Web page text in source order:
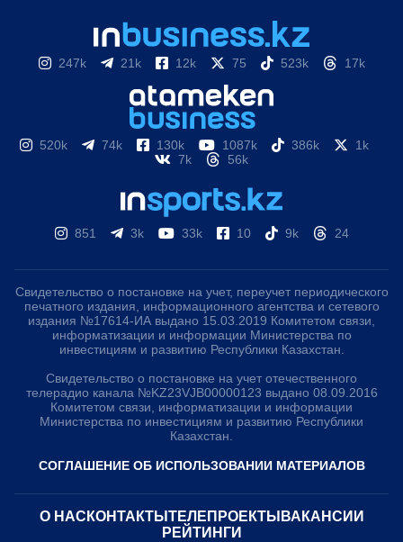
247k 21k 12k 75 523k 17k
520k 74k 130k 1087k 386k
1k
7k
56k
851 3k 33k 10 9k 24
Свидетельство о постановке на учет, переучет периодического
печатного издания, информационного агентства и сетевого
издания №17614-ИА выдано 15.03.2019 Комитетом связи,
информатизации и информации Министерства по
инвестициям и развитию Республики Казахстан.
Свидетельство о постановке на учет отечественного
телерадио канала №KZ23VJB00000123 выдано 08.09.2016
Комитетом связи, информатизации и информации
Министерства по инвестициям и развитию Республики
Казахстан.
СОГЛАШЕНИЕ ОБ ИСПОЛЬЗОВАНИИ МАТЕРИАЛОВ
О НАС КОНТАКТЫ ТЕЛЕПРОЕКТЫ ВАКАНСИИ
РЕЙТИНГИ